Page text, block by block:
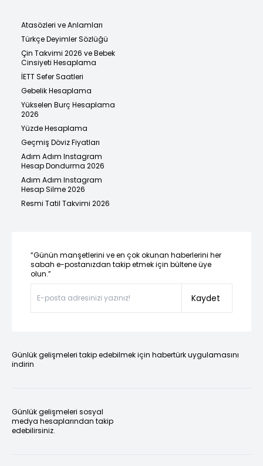
Atasözleri ve Anlamları
Türkçe Deyimler Sözlüğü
Çin Takvimi 2026 ve Bebek
Cinsiyeti Hesaplama
İETT Sefer Saatleri
Gebelik Hesaplama
Yükselen Burç Hesaplama
2026
Yüzde Hesaplama
Geçmiş Döviz Fiyatları
Adım Adım Instagram
Hesap Dondurma 2026
Adım Adım Instagram
Hesap Silme 2026
Resmi Tatil Takvimi 2026
“Günün manşetlerini ve en çok okunan haberlerini her
sabah e-postanızdan takip etmek için bültene üye
olun.”
Kaydet
Günlük gelişmeleri takip edebilmek için habertürk uygulamasını
indirin
Günlük gelişmeleri sosyal
medya hesaplarından takip
edebilirsiniz.